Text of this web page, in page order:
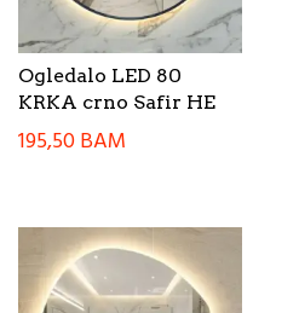
Ogledalo LED 80
KRKA crno Safir HE
195,50BAM